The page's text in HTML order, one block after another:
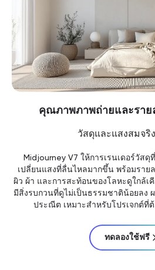
คุณภาพภาพถ่ายและราย
วัสดุและแสงสมจริ
Midjourney V7 ให้การเรนเดอร์วัส
เปลี่ยนแสงที่ลื่นไหลมากขึ้น พร้อมราย
ผิว ผ้า และการสะท้อนของโลหะดูใกล้เ
มีสิ่งรบกวนที่ดูไม่เป็นธรรมชาติน้อยลง
ประณีต เหมาะสำหรับโปรเจกต์ที่
ทดลองใช้ฟรี